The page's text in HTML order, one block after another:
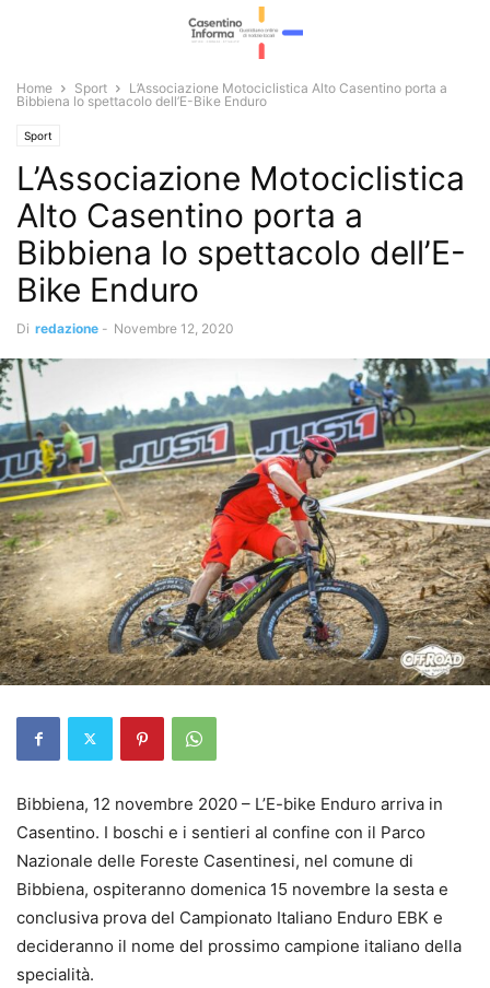
Home Sport
L’Associazione Motociclistica Alto Casentino porta a
Bibbiena lo spettacolo dell’E-Bike Enduro
Sport
L’Associazione Motociclistica
Alto Casentino porta a
Bibbiena lo spettacolo dell’E-
Bike Enduro
Di redazione - Novembre 12, 2020
Bibbiena, 12 novembre 2020 – L’E-bike Enduro arriva in
Casentino. I boschi e i sentieri al confine con il Parco
Nazionale delle Foreste Casentinesi, nel comune di
Bibbiena, ospiteranno domenica 15 novembre la sesta e
conclusiva prova del Campionato Italiano Enduro EBK e
decideranno il nome del prossimo campione italiano della
specialità.